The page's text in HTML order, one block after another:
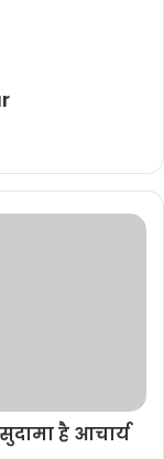
है आचार्य